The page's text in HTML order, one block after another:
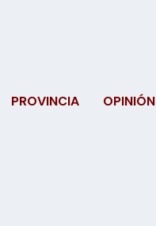
PROVINCIA OPINIÓN